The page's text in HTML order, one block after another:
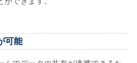
可能